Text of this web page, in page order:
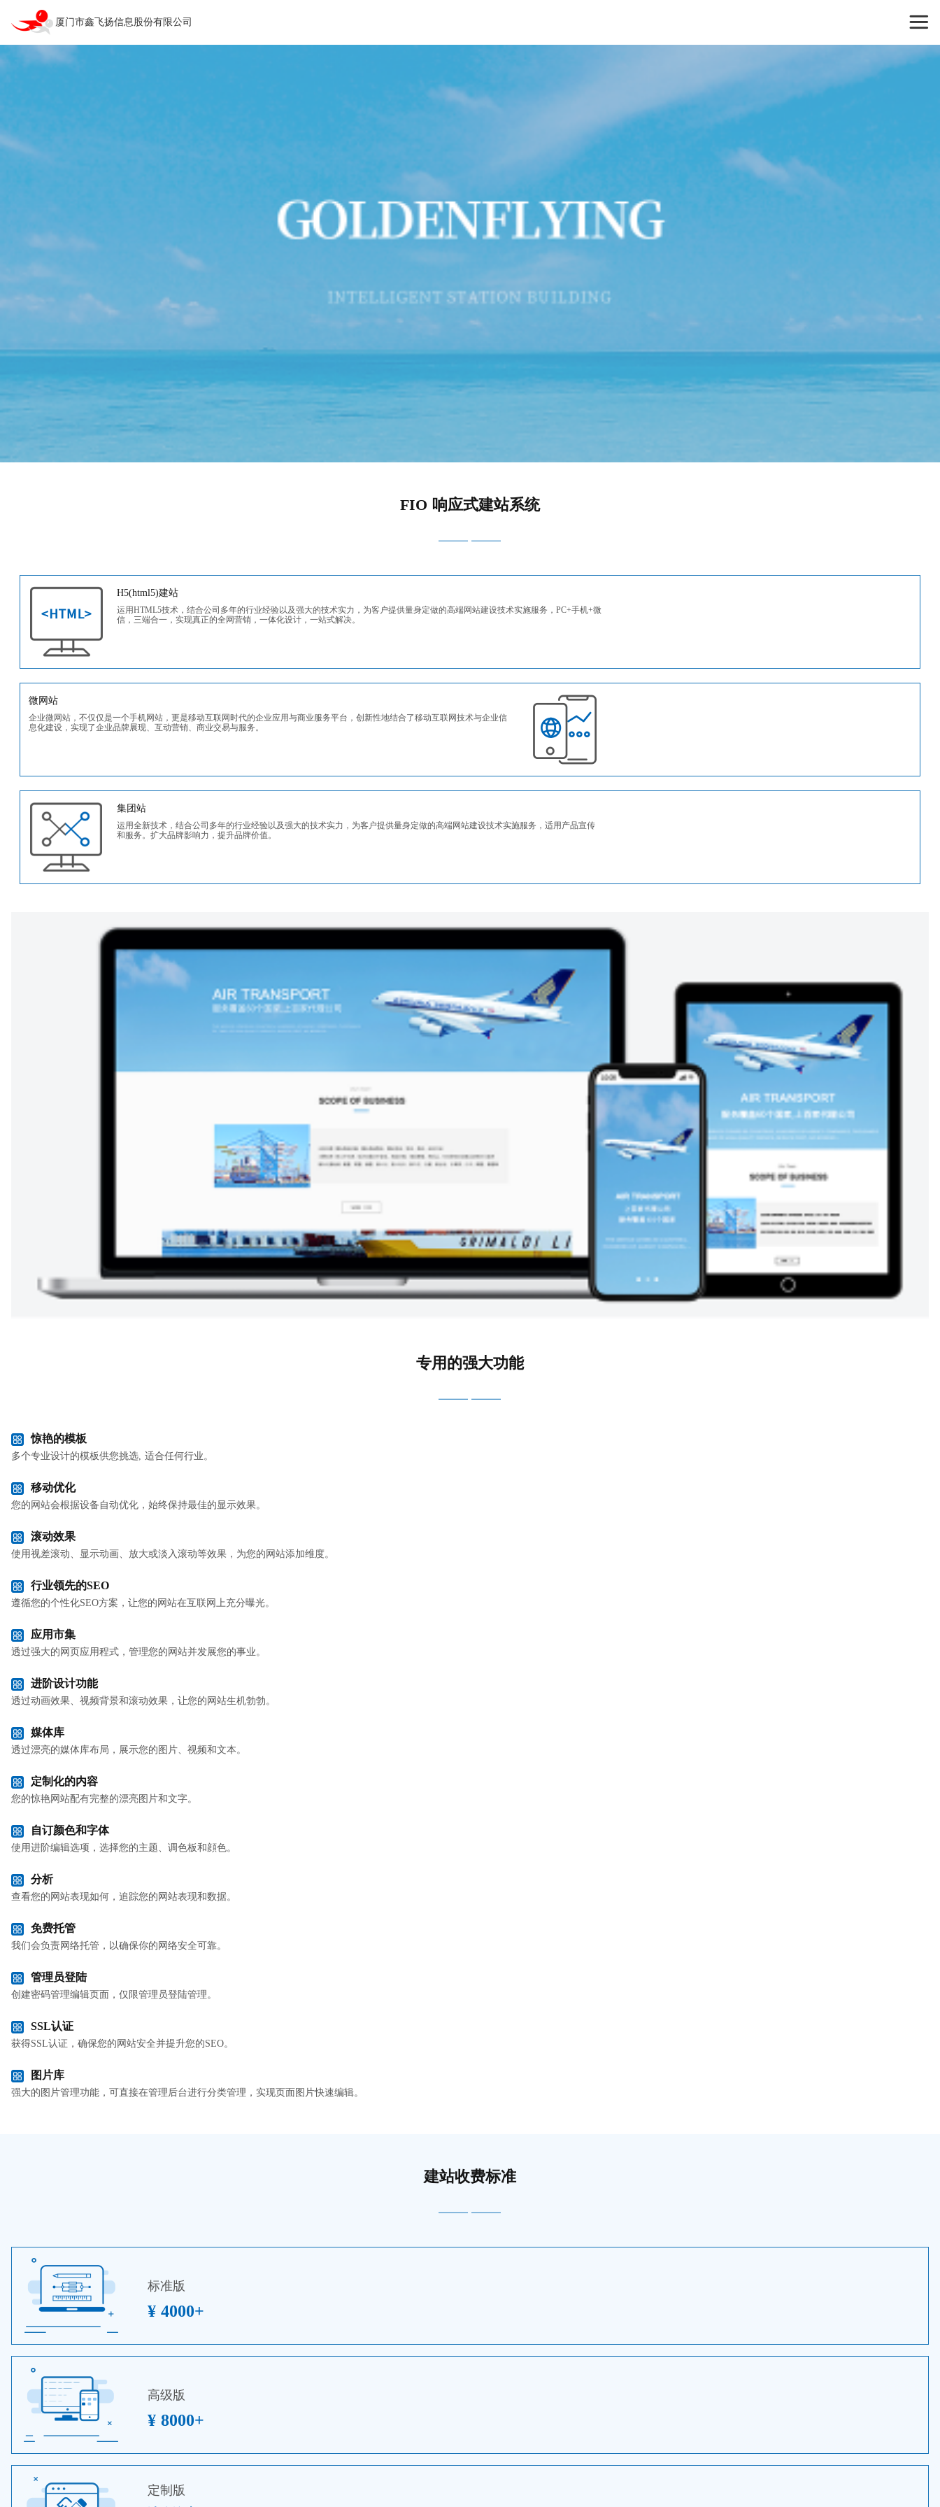
厦门市鑫飞扬信息股份有限公司
FIO 响应式建站系统
H5(html5)建站
运用HTML5技术，结合公司多年的行业经验以及强大的技术实力，为客户提供量身定做的高端网站建设技术实施服务，PC+手机+微
信，三端合一，实现真正的全网营销，一体化设计，一站式解决。
微网站
企业微网站，不仅仅是一个手机网站，更是移动互联网时代的企业应用与商业服务平台，创新性地结合了移动互联网技术与企业信
息化建设，实现了企业品牌展现、互动营销、商业交易与服务。
集团站
运用全新技术，结合公司多年的行业经验以及强大的技术实力，为客户提供量身定做的高端网站建设技术实施服务，适用产品宣传
和服务。扩大品牌影响力，提升品牌价值。
专用的强大功能
惊艳的模板
多个专业设计的模板供您挑选, 适合任何行业。
移动优化
您的网站会根据设备自动优化，始终保持最佳的显示效果。
滚动效果
使用视差滚动、显示动画、放大或淡入滚动等效果，为您的网站添加维度。
行业领先的SEO
遵循您的个性化SEO方案，让您的网站在互联网上充分曝光。
应用市集
透过强大的网页应用程式，管理您的网站并发展您的事业。
进阶设计功能
透过动画效果、视频背景和滚动效果，让您的网站生机勃勃。
媒体库
透过漂亮的媒体库布局，展示您的图片、视频和文本。
定制化的内容
您的惊艳网站配有完整的漂亮图片和文字。
自订颜色和字体
使用进阶编辑选项，选择您的主题、调色板和顔色。
分析
查看您的网站表现如何，追踪您的网站表现和数据。
免费托管
我们会负责网络托管，以确保你的网络安全可靠。
管理员登陆
创建密码管理编辑页面，仅限管理员登陆管理。
SSL认证
获得SSL认证，确保您的网站安全并提升您的SEO。
图片库
强大的图片管理功能，可直接在管理后台进行分类管理，实现页面图片快速编辑。
建站收费标准
标准版
¥ 4000+
高级版
¥ 8000+
定制版